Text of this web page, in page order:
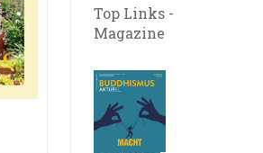
Top Links -
Magazine